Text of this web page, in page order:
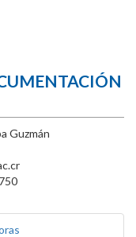
Guzmán